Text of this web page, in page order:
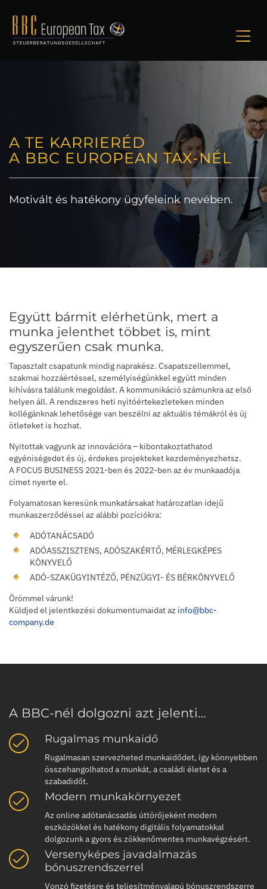
A TE KARRIERÉD
A BBC EUROPEAN TAX-NÉL
Motivált és hatékony ügyfeleink nevében.
Együtt bármit elérhetünk, mert a
munka jelenthet többet is, mint
egyszerűen csak munka.
Tapasztalt csapatunk mindig naprakész. Csapatszellemmel,
szakmai hozzáértéssel, személyiségünkkel együtt minden
kihívásra találunk megoldást. A kommunikáció számunkra az első
helyen áll. A rendszeres heti nyitóértekezleteken minden
kollégánknak lehetősége van beszélni az aktuális témákról és új
ötleteket is hozhat.
Nyitottak vagyunk az innovációra – kibontakoztathatod
egyéniségedet és új, érdekes projekteket kezdeményezhetsz.
A FOCUS BUSINESS 2021-ben és 2022-ben az év munkaadója
címet nyerte el.
Folyamatosan keresünk munkatársakat határozatlan idejű
munkaszerződéssel az alábbi pozíciókra:
ADÓTANÁCSADÓ
ADÓASSZISZTENS, ADÓSZAKÉRTŐ, MÉRLEGKÉPES
KÖNYVELŐ
ADÓ-SZAKÜGYINTÉZŐ, PÉNZÜGYI- ÉS BÉRKÖNYVELŐ
Örömmel várunk!
Küldjed el jelentkezési dokumentumaidat az info@bbc-
company.de
A BBC-nél dolgozni azt jelenti…
Rugalmas munkaidő
Rugalmasan szervezheted munkaidődet, így könnyebben
összehangolhatod a munkát, a családi életet és a
szabadidőt.
Modern munkakörnyezet
Az online adótanácsadás úttörőjeként modern
eszközökkel és hatékony digitális folyamatokkal
dolgozunk a gyors és zökkenőmentes munkavégzésért.
Versenyképes javadalmazás
bónuszrendszerrel
Vonzó fizetésre és teljesítményalapú bónuszrendszerre